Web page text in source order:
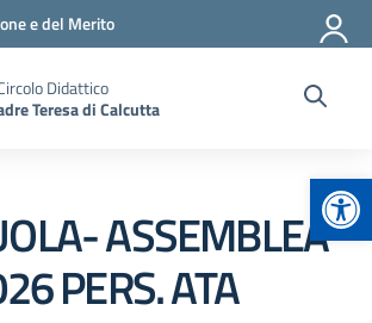
e del Merito
Didattico
Teresa di Calcutta
ASSEMBLEA
PERS. ATA